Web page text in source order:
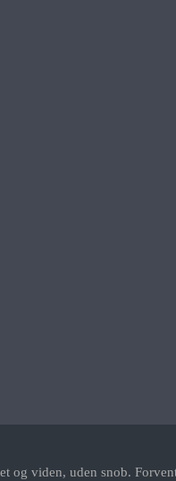
og viden, uden snob.